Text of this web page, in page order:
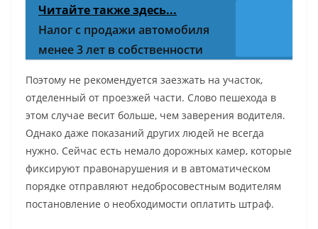
Читайте также здесь...
Налог с продажи автомобиля
менее 3 лет в собственности
Поэтому не рекомендуется заезжать на участок,
отделенный от проезжей части. Слово пешехода в
этом случае весит больше, чем заверения водителя.
Однако даже показаний других людей не всегда
нужно. Сейчас есть немало дорожных камер, которые
фиксируют правонарушения и в автоматическом
порядке отправляют недобросовестным водителям
постановление о необходимости оплатить штраф.